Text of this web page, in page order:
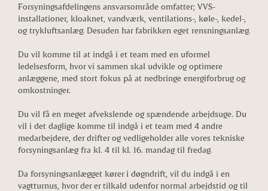
Forsyningsafdelingens ansvarsområde omfatter; VVS-
installationer, kloaknet, vandværk, ventilations-, køle-, kedel-,
og trykluftsanlæg. Desuden har fabrikken eget rensningsanlæg.
Du vil komme til at indgå i et team med en uformel
ledelsesform, hvor vi sammen skal udvikle og optimere
anlæggene, med stort fokus på at nedbringe energiforbrug og
omkostninger.
Du vil få en meget afvekslende og spændende arbejdsuge. Du
vil i det daglige komme til indgå i et team med 4 andre
medarbejdere, der drifter og vedligeholder alle vores tekniske
forsyningsanlæg fra kl. 4 til kl. 16. mandag til fredag.
Da forsyningsanlægget kører i døgndrift, vil du indgå i en
vagtturnus, hvor der er tilkald udenfor normal arbejdstid og til